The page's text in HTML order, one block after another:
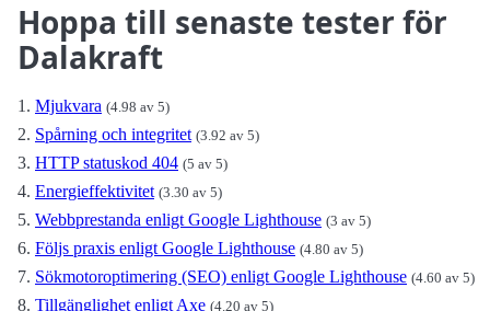
Hoppa till senaste tester för
Dalakraft
Mjukvara (4.98 av 5)
Spårning och integritet (3.92 av 5)
HTTP statuskod 404 (5 av 5)
Energieffektivitet (3.30 av 5)
Webbprestanda enligt Google Lighthouse (3 av 5)
Följs praxis enligt Google Lighthouse (4.80 av 5)
Sökmotoroptimering (SEO) enligt Google Lighthouse (4.60 av 5)
Tillgänglighet enligt Axe (4.20 av 5)